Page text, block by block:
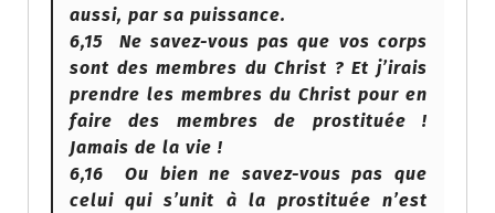
aussi, par sa puissance.
6,15 Ne savez-vous pas que vos corps
sont des membres du Christ ? Et j’irais
prendre les membres du Christ pour en
faire des membres de prostituée !
Jamais de la vie !
6,16 Ou bien ne savez-vous pas que
celui qui s’unit à la prostituée n’est